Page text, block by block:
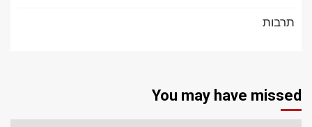
תרבות
You may have missed